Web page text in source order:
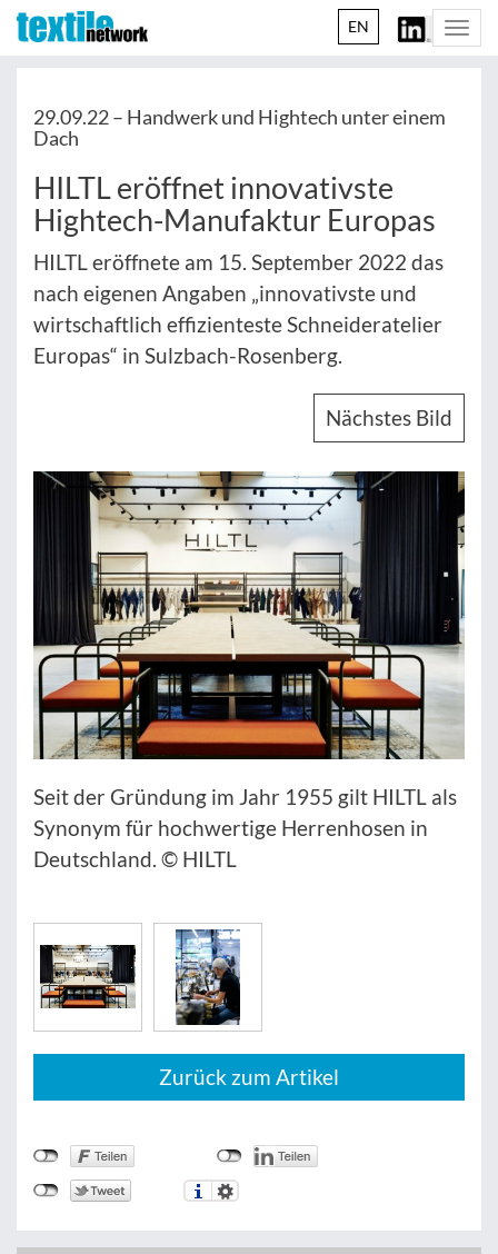
EN
29.09.22 – Handwerk und Hightech unter einem
Dach
HILTL eröffnet innovativste
Hightech-Manufaktur Europas
HILTL eröffnete am 15. September 2022 das
nach eigenen Angaben „innovativste und
wirtschaftlich effizienteste Schneideratelier
Europas“ in Sulzbach-Rosenberg.
Nächstes Bild
Seit der Gründung im Jahr 1955 gilt HILTL als
Synonym für hochwertige Herrenhosen in
Deutschland. © HILTL
Zurück zum Artikel